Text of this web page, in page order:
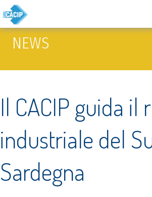
NEWS
Il CACIP guida il
industriale del
Sardegna